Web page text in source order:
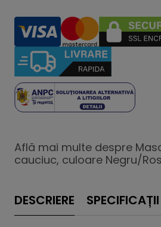
Află mai multe despre
cauciuc, culoare Negru/
DESCRIERE SPECIFICAȚII